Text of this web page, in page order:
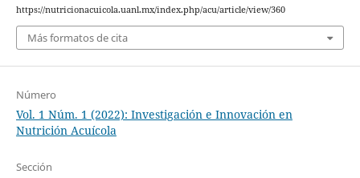
https://nutricionacuicola.uanl.mx/index.php/acu/article/view/360
Más formatos de cita
Número
Vol. 1 Núm. 1 (2022): Investigación e Innovación en
Nutrición Acuícola
Sección